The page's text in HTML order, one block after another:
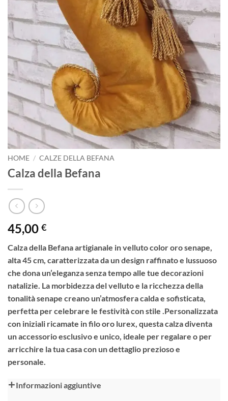
HOME / CALZE DELLA BEFANA
Calza della Befana
45,00 €
Calza della Befana artigianale in velluto color oro senape,
alta 45 cm, caratterizzata da un design raffinato e lussuoso
che dona un’eleganza senza tempo alle tue decorazioni
natalizie. La morbidezza del velluto e la ricchezza della
tonalità senape creano un’atmosfera calda e sofisticata,
perfetta per celebrare le festività con stile .Personalizzata
con iniziali ricamate in filo oro lurex, questa calza diventa
un accessorio esclusivo e unico, ideale per regalare o per
arricchire la tua casa con un dettaglio prezioso e
personale.
Informazioni aggiuntive
Alternative: